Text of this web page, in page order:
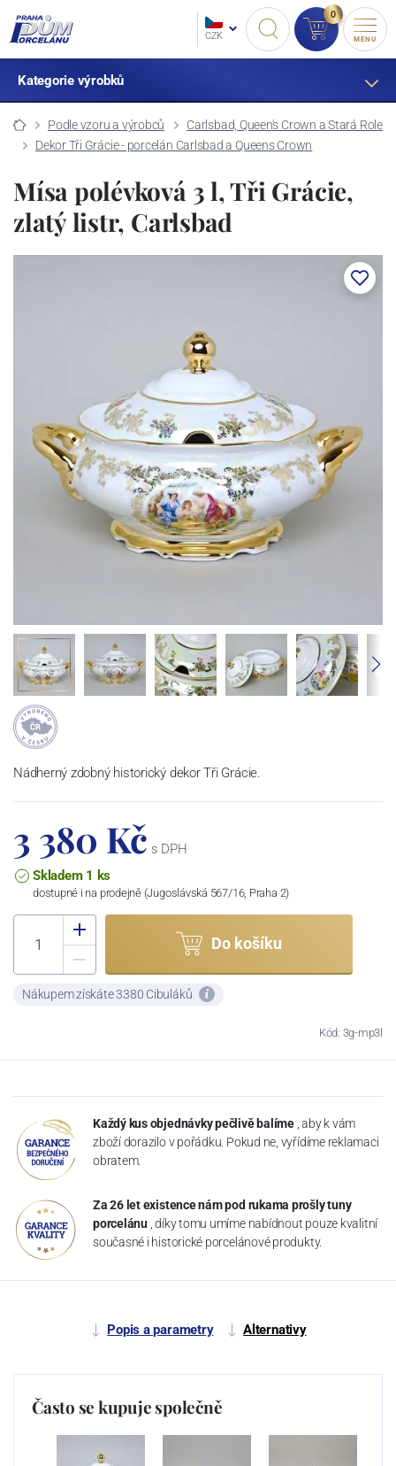
CZK
0
MENU
Kategorie výrobků
Podle vzoru a výrobců
Carlsbad, Queen's Crown a Stará Role
Dekor Tři Grácie - porcelán Carlsbad a Queens Crown
Mísa polévková 3 l, Tři Grácie,
zlatý listr, Carlsbad
Nádherný zdobný historický dekor Tři Grácie.
3 380 Kč s DPH
Skladem 1 ks
dostupné i na prodejně (Jugoslávská 567/16, Praha 2)
Do košíku
Nákupem získáte 3380 Cibuláků
Kód: 3g-mp3l
Každý kus objednávky pečlivě balíme , aby k vám
zboží dorazilo v pořádku. Pokud ne, vyřídíme reklamaci
obratem.
Za 26 let existence nám pod rukama prošly tuny
porcelánu , díky tomu umíme nabídnout pouze kvalitní
současné i historické porcelánové produkty.
Popis a parametry Alternativy
Často se kupuje společně